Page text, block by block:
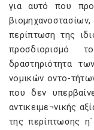
για αυτό που
περίπτωση της
προσδιορισμό
δραστηριότητα
νομικών οντο-
που δεν
αντικειμε¬νικής
της περίπτωσης